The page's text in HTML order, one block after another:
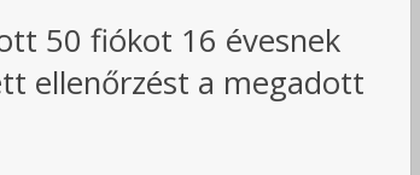
50 fiókot 16 évesnek
ellenőrzést a megadott